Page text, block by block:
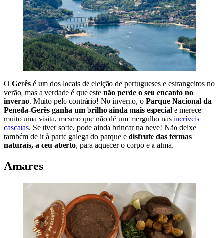
O Gerês é um dos locais de eleição de portugueses e estrangeiros no
verão, mas a verdade é que este não perde o seu encanto no
inverno. Muito pelo contrário! No inverno, o Parque Nacional da
Peneda-Gerês ganha um brilho ainda mais especial e merece
muito uma visita, mesmo que não dê um mergulho nas incríveis
cascatas. Se tiver sorte, pode ainda brincar na neve! Não deixe
também de ir à parte galega do parque e disfrute das termas
naturais, a céu aberto, para aquecer o corpo e a alma.
Amares